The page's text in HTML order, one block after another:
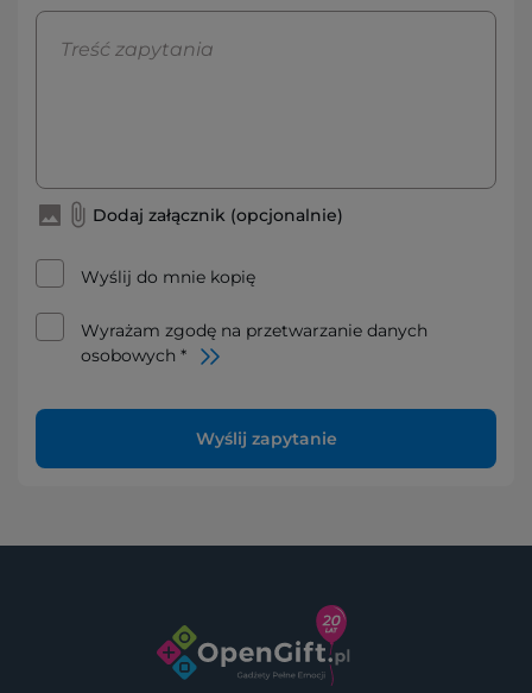
Dodaj załącznik (opcjonalnie)
Wyślij do mnie kopię
Wyrażam zgodę na przetwarzanie danych
osobowych *
Wyślij zapytanie